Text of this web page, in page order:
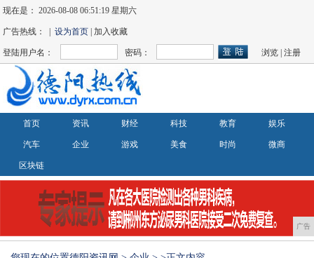
现在是：2026-08-08 06:51:19 星期六
广告热线： |设为首页 | 加入收藏
登陆用户名： 密码： 浏览 |注册
首页 资讯 财经 科技 教育 娱乐
汽车 企业 游戏 美食 时尚 微商
区块链
广告